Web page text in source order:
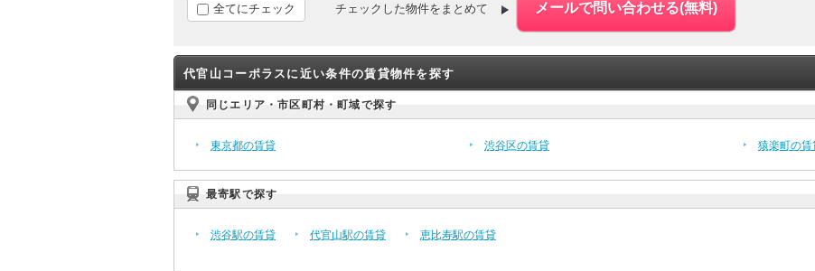
全てにチェック チェックした物件をまとめて
代官山コーポラスに近い条件の賃貸物件を探す
同じエリア・市区町村・町域で探す
東京都の賃貸 渋谷区の賃貸 猿楽町の賃
最寄駅で探す
渋谷駅の賃貸 代官山駅の賃貸 恵比寿駅の賃貸